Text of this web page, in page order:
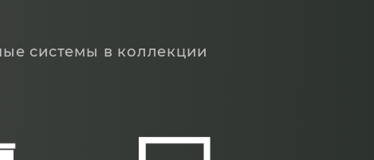
системы в коллекции